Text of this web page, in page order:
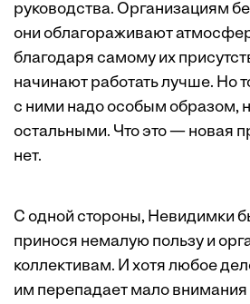
руководства. Организациям
они облагораживают
благодаря самому их
начинают работать лучше. Но
с ними надо особым образом,
остальными. Что это — новая
нет.
С одной стороны, Невидимки
принося немалую пользу и
коллективам. И хотя любое
им перепадает мало внимания